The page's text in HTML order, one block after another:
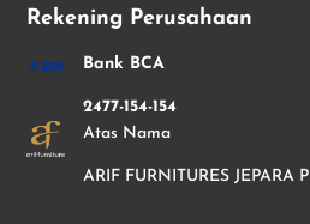
Rekening Perusahaan
Bank BCA
2477-154-154
Atas Nama
ARIF FURNITURES JEPARA P